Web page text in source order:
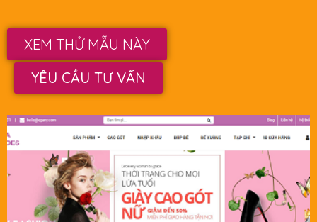
XEM THỬ MẪU NÀY
YÊU CẦU TƯ VẤN